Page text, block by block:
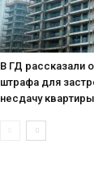
В ГД рассказали
штрафа для
несдачу квартиры